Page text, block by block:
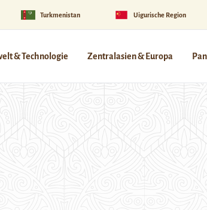
Turkmenistan Uigurische Region
& Technologie Zentralasien & Europa